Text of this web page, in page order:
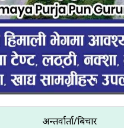
अन्तर्वार्ता/बिचार